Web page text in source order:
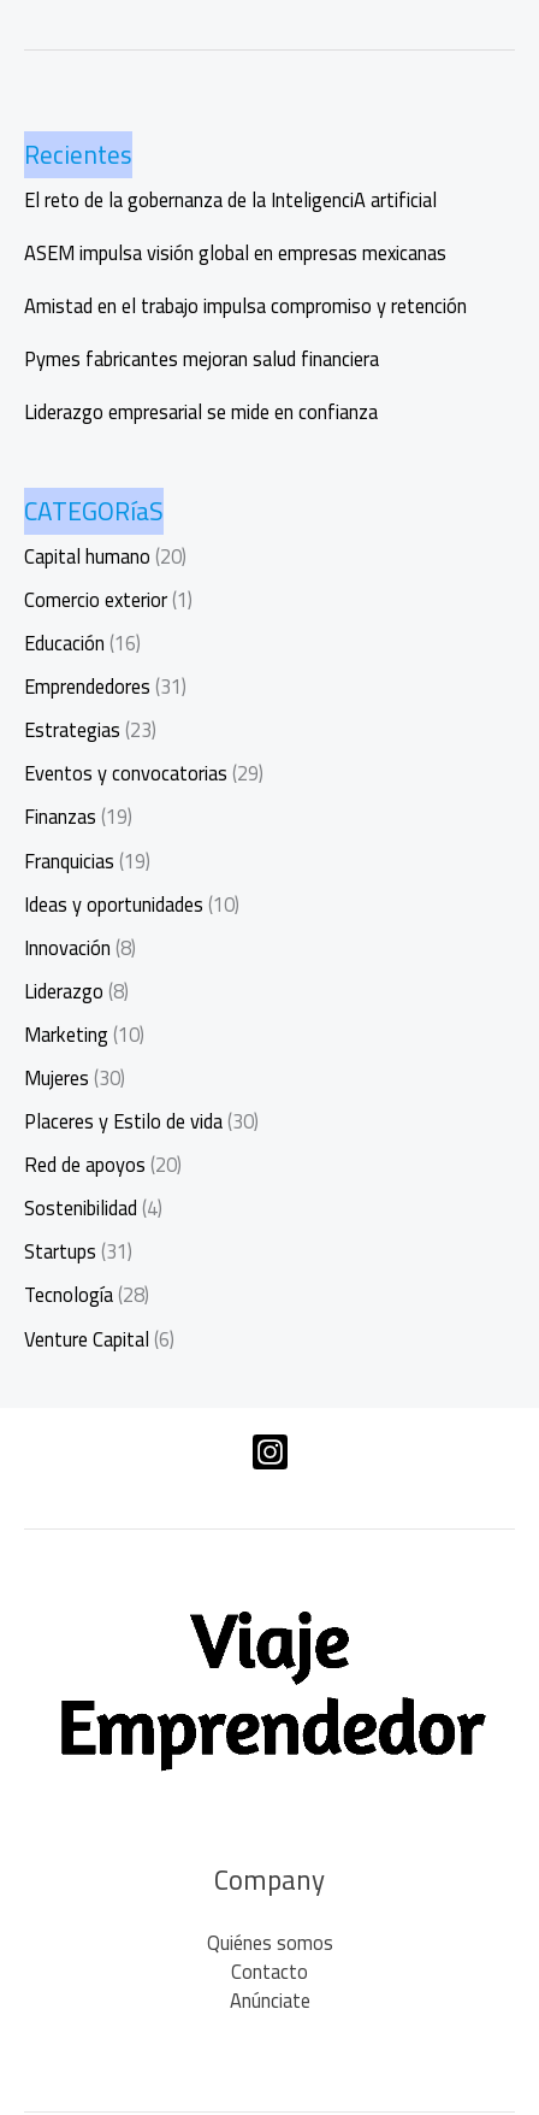
Recientes
El reto de la gobernanza de la InteligenciA artificial
ASEM impulsa visión global en empresas mexicanas
Amistad en el trabajo impulsa compromiso y retención
Pymes fabricantes mejoran salud financiera
Liderazgo empresarial se mide en confianza
CATEGORíaS
Capital humano(20)
Comercio exterior(1)
Educación(16)
Emprendedores(31)
Estrategias(23)
Eventos y convocatorias(29)
Finanzas(19)
Franquicias(19)
Ideas y oportunidades(10)
Innovación(8)
Liderazgo(8)
Marketing(10)
Mujeres(30)
Placeres y Estilo de vida(30)
Red de apoyos(20)
Sostenibilidad(4)
Startups(31)
Tecnología(28)
Venture Capital(6)
Company
Quiénes somos
Contacto
Anúnciate